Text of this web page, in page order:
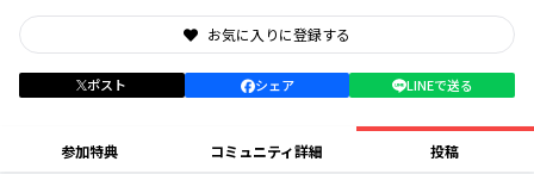
お気に入りに登録する
ポスト シェア LINEで送る
参加特典 コミュニティ詳細 投稿